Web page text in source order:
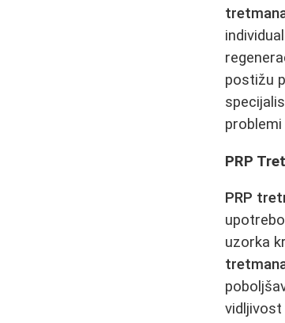
postižu
PRP
PRP
uzorka
vidljivost